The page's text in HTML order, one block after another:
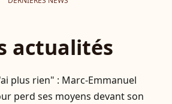
actualités
plus rien" : Marc-Emmanuel
perd ses moyens devant son